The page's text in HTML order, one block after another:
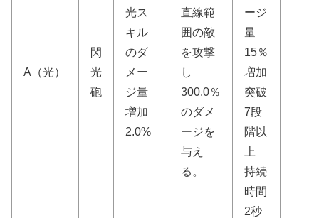
A（光）
閃
光
砲
光ス
キル
のダ
メー
ジ量
増加
2.0%
直線範
囲の敵
を攻撃
し
300.0％
のダメ
ージを
与え
る。
ージ
量
15％
増加
突破
7段
階以
上
持続
時間
2秒